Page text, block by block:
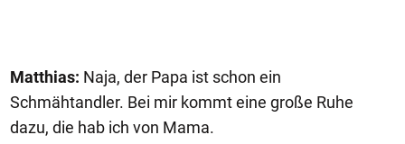
Matthias: Naja, der Papa ist schon ein
Schmähtandler. Bei mir kommt eine große Ruhe
dazu, die hab ich von Mama.